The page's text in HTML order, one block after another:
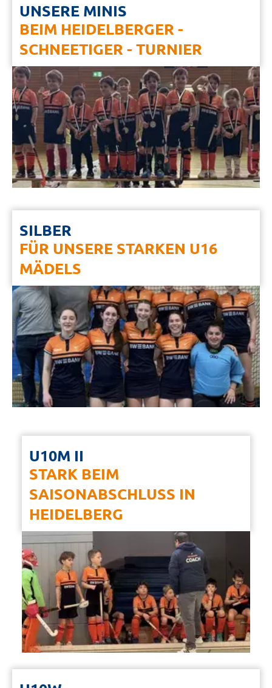
UNSERE MINIS
BEIM HEIDELBERGER -
SCHNEETIGER - TURNIER
SILBER
FÜR UNSERE STARKEN U16
MÄDELS
U10M II
STARK BEIM
SAISONABSCHLUSS IN
HEIDELBERG